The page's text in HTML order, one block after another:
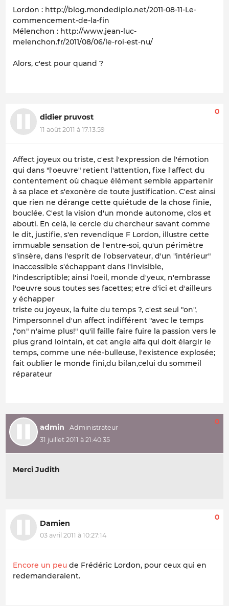
Lordon : http://blog.mondediplo.net/2011-08-11-Le-
commencement-de-la-fin
Mélenchon : http://www.jean-luc-
melenchon.fr/2011/08/06/le-roi-est-nu/
Alors, c'est pour quand ?
didier pruvost
11 août 2011 à 17:13:59
0
Affect joyeux ou triste, c'est l'expression de l'émotion
qui dans "l'oeuvre" retient l'attention, fixe l'affect du
contentement où chaque élément semble appartenir
à sa place et s'exonère de toute justification. C'est ainsi
que rien ne dérange cette quiétude de la chose finie,
bouclée. C'est la vision d'un monde autonome, clos et
abouti. En celà, le cercle du chercheur savant comme
le dit, justifie, s'en revendique F Lordon, illustre cette
immuable sensation de l'entre-soi, qu'un périmètre
s'insère, dans l'esprit de l'observateur, d'un "intérieur"
inaccessible s'échappant dans l'invisible,
l'indescriptible; ainsi l'oeil, monde d'yeux, n'embrasse
l'oeuvre sous toutes ses facettes; etre d'ici et d'ailleurs
y échapper
triste ou joyeux, la fuite du temps ?, c'est seul "on",
l'impersonnel d'un affect indifférent "avec le temps
,"on" n'aime plus!" qu'il faille faire fuire la passion vers le
plus grand lointain, et cet angle alfa qui doit élargir le
temps, comme une née-bulleuse, l'existence explosée;
fait oublier le monde fini,du bilan,celui du sommeil
réparateur
admin
31 juillet 2011 à 21:40:35
0
Merci Judith
Damien
03 avril 2011 à 10:27:14
0
Encore un peu de Frédéric Lordon, pour ceux qui en
redemanderaient.